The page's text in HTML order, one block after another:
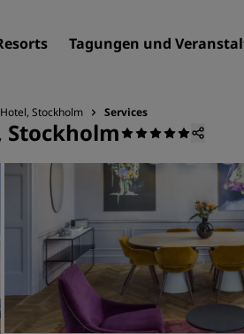
Tagungen und
Stockholm Services
Stockholm